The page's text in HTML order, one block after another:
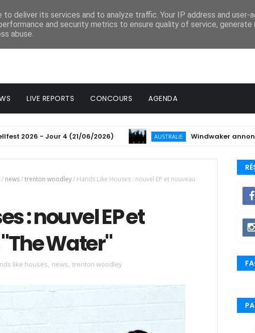
LIVE REPORTS CONCOURS AGENDA
- Jour 4 (21/06/2026) AUSTRALIE Windwaker annonce son
/ news/trenton woodley/ Hands Like Houses : nouvel EP et nouveau
: nouvel EP et
Water"
like houses, news, trenton woodley
deliver its services and to analyze traffic. Your IP address and user-
and security metrics to ensure quality of service, generate
abuse.